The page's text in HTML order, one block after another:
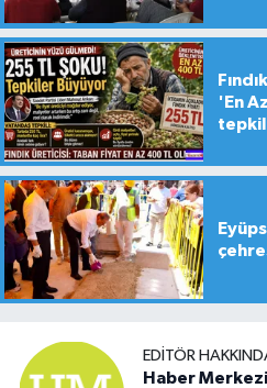
'En
EDITÖR
Haber Merkezi